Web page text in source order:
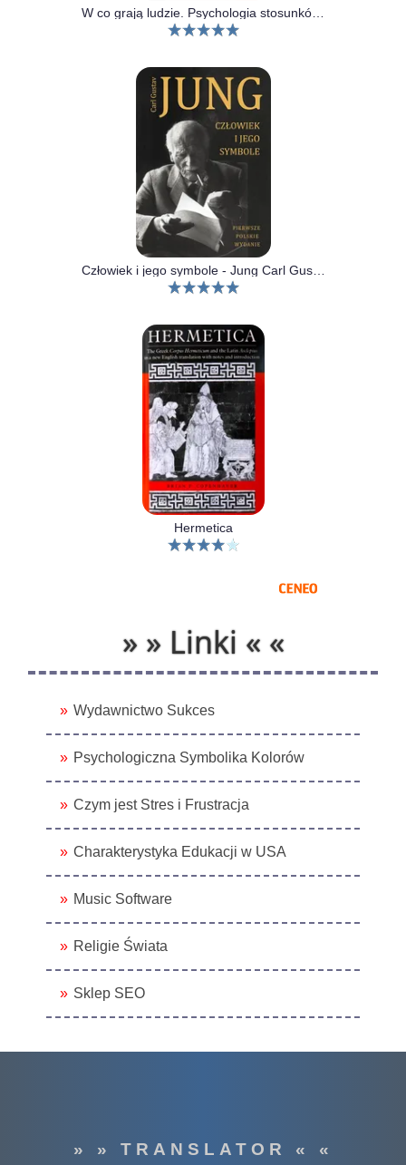
Hermetica
» » Linki « «
Wydawnictwo Sukces
Psychologiczna Symbolika Kolorów
Czym jest Stres i Frustracja
Charakterystyka Edukacji w USA
Music Software
Religie Świata
Sklep SEO
» » TRANSLATOR « «